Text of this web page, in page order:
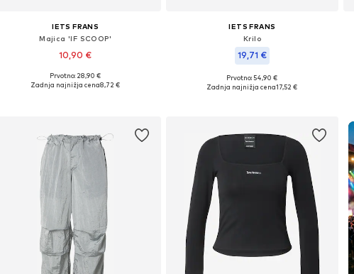
IETS FRANS
Majica 'IF SCOOP'
10,90 €
Razpoložljive velikosti: M, L
Prvotno: 28,90 €
Zadnja najnižja cena8,72 €
IETS FRANS
Krilo
19,71 €
Razpoložljive velikosti: 34, 38
Prvotno: 54,90 €
Zadnja najnižja cena17,52 €